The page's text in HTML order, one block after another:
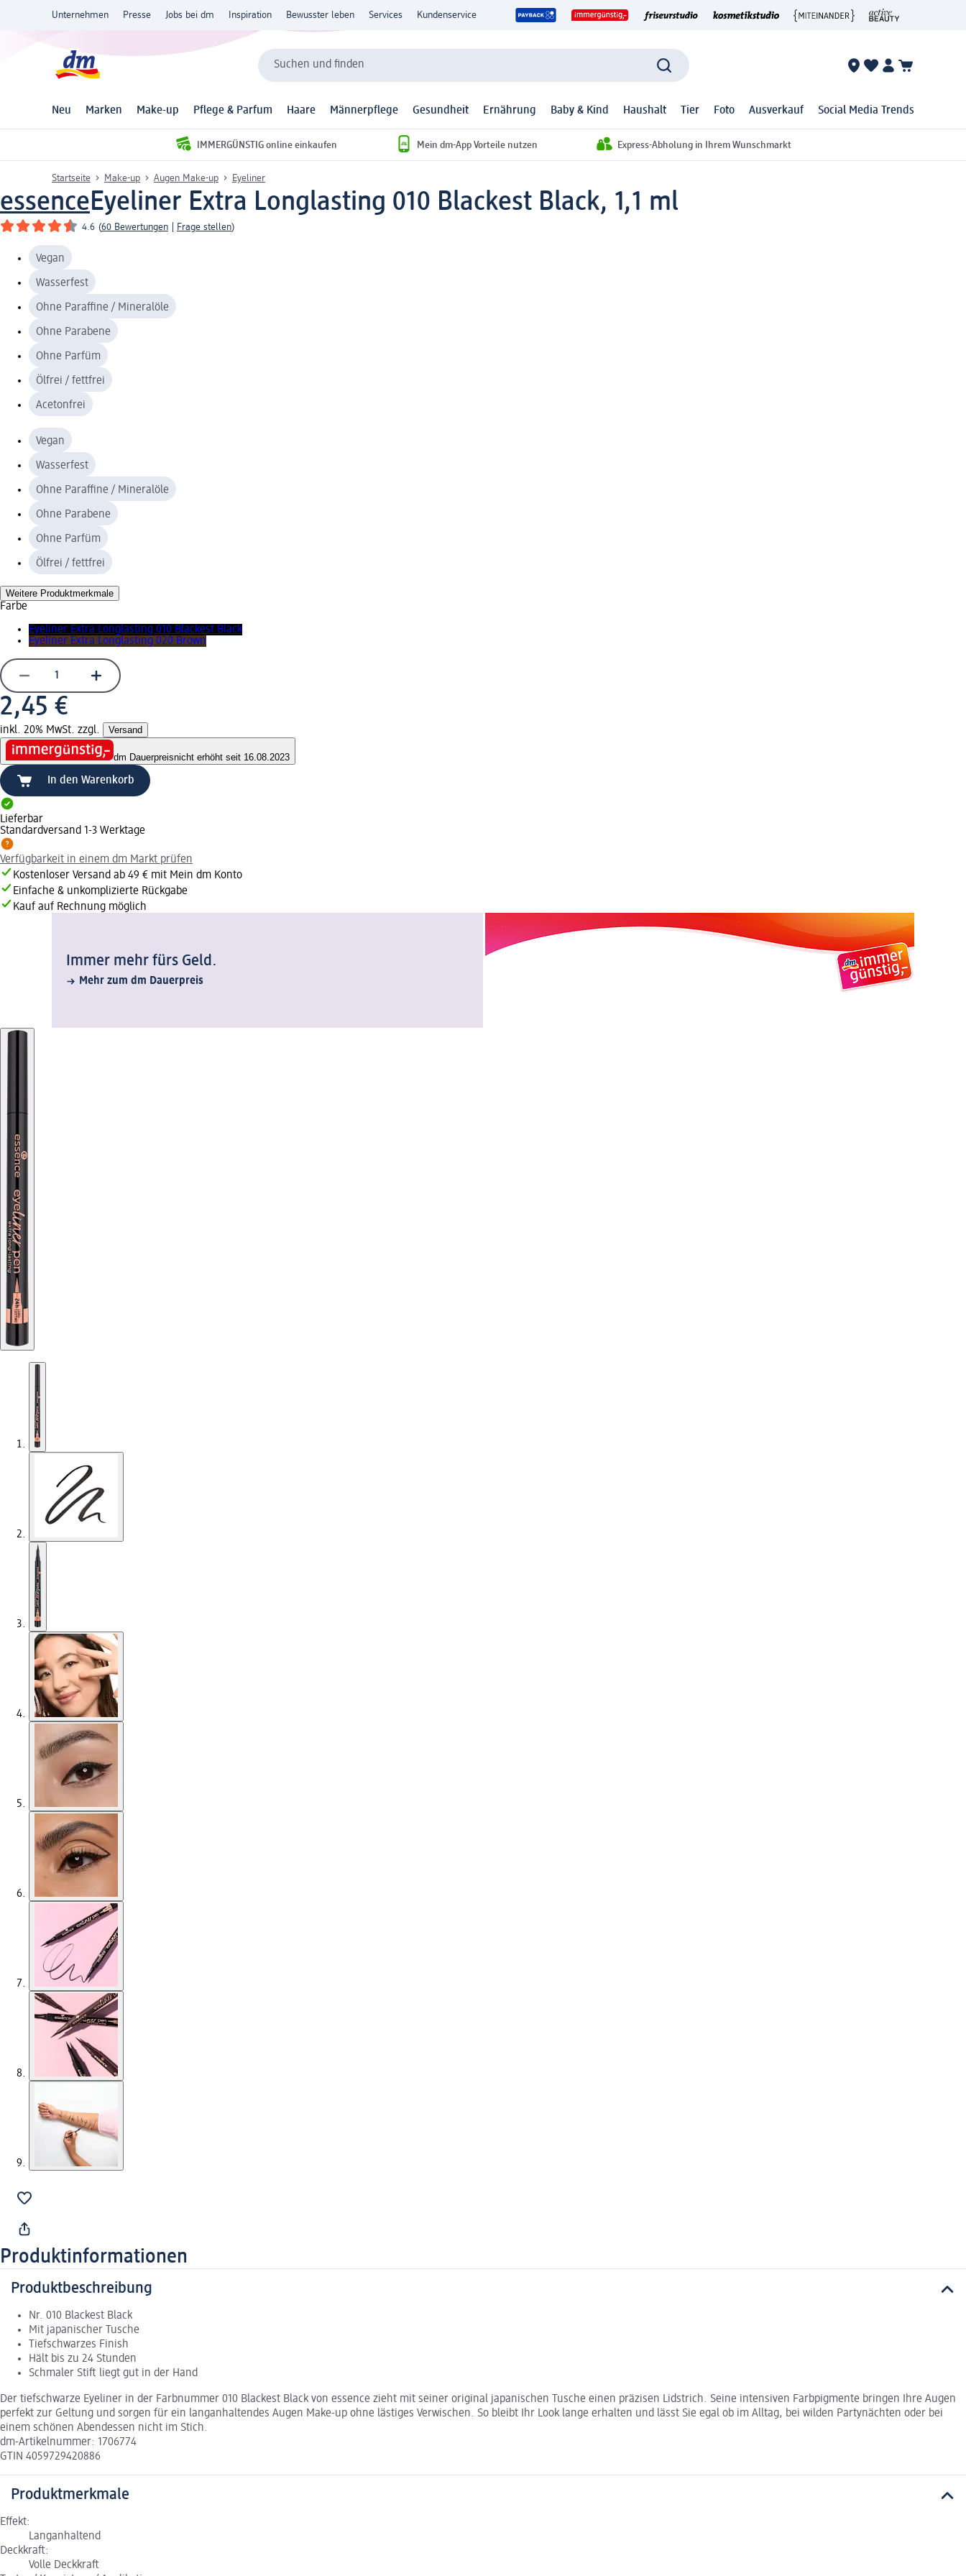
Unternehmen Presse Jobs bei dm Inspiration Bewusster leben Services Kundenservice
Suchen und finden
Neu Marken Make-up Pflege & Parfum Haare Männerpflege Gesundheit Ernährung Baby & Kind Haushalt Tier Foto Ausverkauf Social Media Trends
IMMERGÜNSTIG online einkaufen Mein dm-App Vorteile nutzen Express-Abholung in Ihrem Wunschmarkt
Startseite Make-up Augen Make-up Eyeliner
essenceEyeliner Extra Longlasting 010 Blackest Black, 1,1 ml
4.6 (60 Bewertungen Frage stellen)
Vegan
Wasserfest
Ohne Paraffine / Mineralöle
Ohne Parabene
Ohne Parfüm
Ölfrei / fettfrei
Acetonfrei
Vegan
Wasserfest
Ohne Paraffine / Mineralöle
Ohne Parabene
Ohne Parfüm
Ölfrei / fettfrei
Weitere Produktmerkmale
Farbe
Eyeliner Extra Longlasting 010 Blackest Black
Eyeliner Extra Longlasting 020 Brown
2,45 €
inkl. 20% MwSt. zzgl. Versand
dm Dauerpreisnicht erhöht seit 16.08.2023
In den Warenkorb
Lieferbar
Standardversand 1-3 Werktage
Verfügbarkeit in einem dm Markt prüfen
Kostenloser Versand ab 49 € mit Mein dm Konto
Einfache & unkomplizierte Rückgabe
Kauf auf Rechnung möglich
Immer mehr fürs Geld.
Mehr zum dm Dauerpreis
Produktinformationen
Produktbeschreibung
Nr. 010 Blackest Black
Mit japanischer Tusche
Tiefschwarzes Finish
Hält bis zu 24 Stunden
Schmaler Stift liegt gut in der Hand
Der tiefschwarze Eyeliner in der Farbnummer 010 Blackest Black von essence zieht mit seiner original japanischen Tusche einen präzisen Lidstrich. Seine intensiven Farbpigmente bringen Ihre Augen
perfekt zur Geltung und sorgen für ein langanhaltendes Augen Make-up ohne lästiges Verwischen. So bleibt Ihr Look lange erhalten und lässt Sie egal ob im Alltag, bei wilden Partynächten oder bei
einem schönen Abendessen nicht im Stich.
dm-Artikelnummer: 1706774
GTIN 4059729420886
Produktmerkmale
Effekt:
Langanhaltend
Deckkraft:
Volle Deckkraft